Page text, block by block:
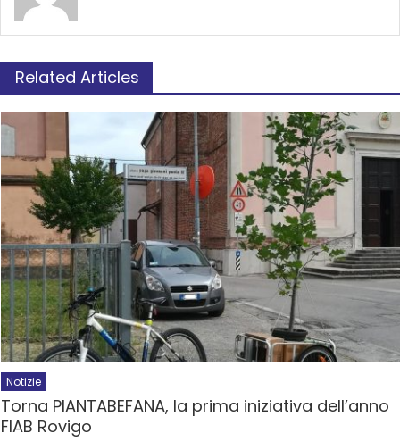
Related Articles
Notizie
Torna PIANTABEFANA, la prima iniziativa dell’anno
FIAB Rovigo